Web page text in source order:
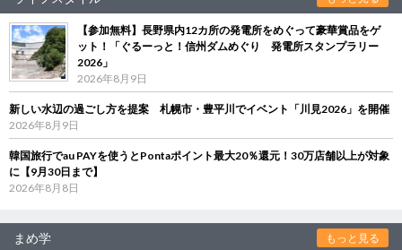
【参加無料】長野県内12カ所の発電所をめぐって豪華賞品をゲ
ット！「ぐるーっと！信州ダムめぐり 発電所スタンプラリー
2026」
2026年8月9日
新しい水辺の過ごし方を提案 札幌市・豊平川でイベント「川見2026」を開催
2026年8月9日
韓国旅行でau PAYを使うとPontaポイント最大20％還元！30万店舗以上が対象
に【9月30日まで】
2026年8月8日
まめ学 もっと見る